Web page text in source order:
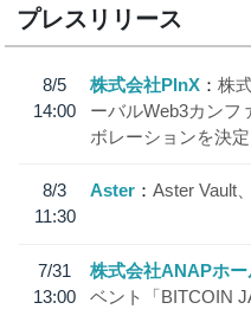
プレスリリース
8/5
14:00
株式会社PlnX
株
ーバルWeb3カンフ
ボレーションを決定
8/3
11:30
Aster Aster Vault
7/31
13:00
株式会社ANAPホ
ベント「BITCOIN